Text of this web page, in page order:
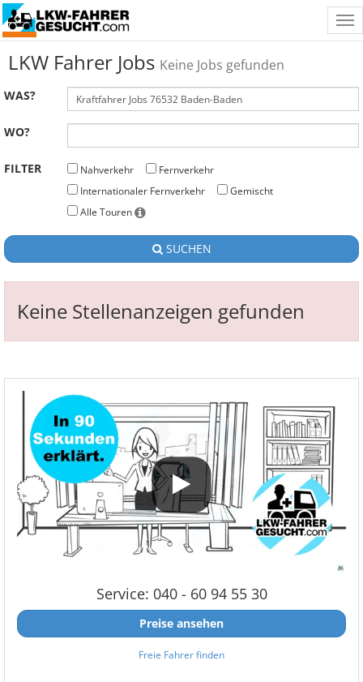
LKW Fahrer Jobs Keine Jobs gefunden
WAS?
WO?
FILTER Nahverkehr
Fernverkehr
Internationaler Fernverkehr
Gemischt
Alle Touren
SUCHEN
Keine Stellenanzeigen gefunden
Service: 040 - 60 94 55 30
Preise ansehen
Freie Fahrer finden